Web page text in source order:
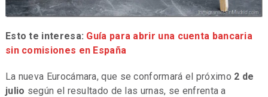
Esto te interesa: Guía para abrir una cuenta bancaria
sin comisiones en España
La nueva Eurocámara, que se conformará el próximo 2 de
julio según el resultado de las urnas, se enfrenta a